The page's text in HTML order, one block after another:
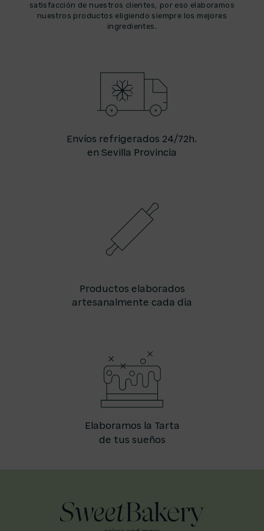
satisfacción de nuestros clientes, por eso elaboramos
nuestros productos eligiendo siempre los mejores
ingredientes.
Envíos refrigerados 24/72h.
en Sevilla Provincia
Productos elaborados
artesanalmente cada día
Elaboramos la Tarta
de tus sueños